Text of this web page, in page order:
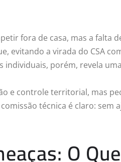
fora de casa, mas a falta
evitando a virada do CSA
individuais, porém, revela
e controle territorial, mas
técnica é claro: sem
O